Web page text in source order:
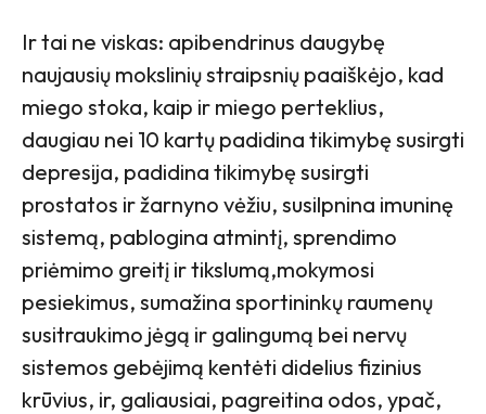
Ir tai ne viskas: apibendrinus daugybę
naujausių mokslinių straipsnių paaiškėjo, kad
miego stoka, kaip ir miego perteklius,
daugiau nei 10 kartų padidina tikimybę susirgti
depresija, padidina tikimybę susirgti
prostatos ir žarnyno vėžiu, susilpnina imuninę
sistemą, pablogina atmintį, sprendimo
priėmimo greitį ir tikslumą,mokymosi
pesiekimus, sumažina sportininkų raumenų
susitraukimo jėgą ir galingumą bei nervų
sistemos gebėjimą kentėti didelius fizinius
krūvius, ir, galiausiai, pagreitina odos, ypač,